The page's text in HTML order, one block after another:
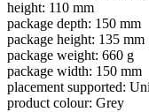
height: 110 mm
package depth: 150 mm
package height: 135 mm
package weight: 660 g
package width: 150 mm
placement supported:
product colour: Grey